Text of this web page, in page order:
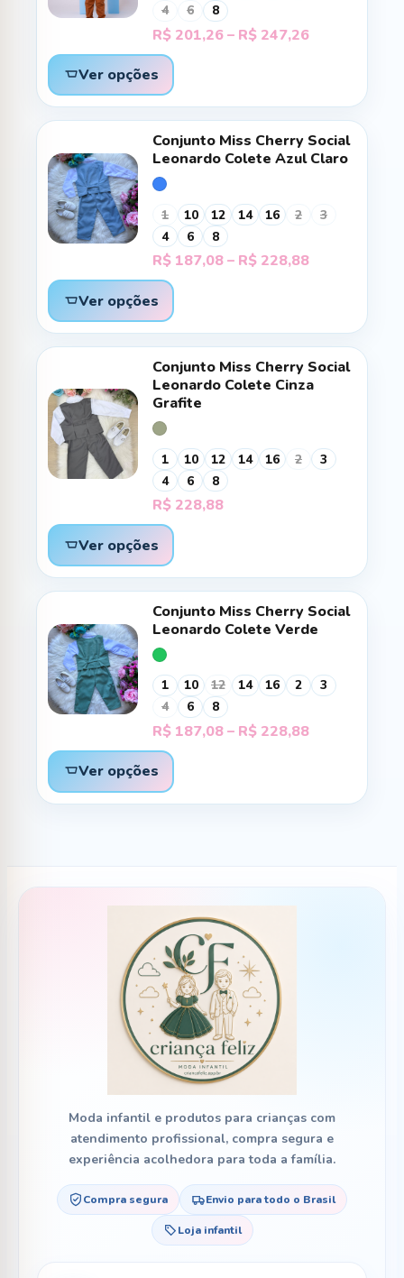
4
6 8
R$ 201,26– R$ 247,26Faixa
R$ 201,26
através
R$ 247,26
Ver opções
Conjunto Miss Cherry Social
Leonardo Colete Azul Claro
1 10 12 14 16 2
3
4
6 8
R$ 187,08– R$ 228,88Faixa
R$ 187,08
através
R$ 228,88
Ver opções
Conjunto Miss Cherry Social
Leonardo Colete Cinza
Grafite
1 10 12 14 16 2
3
4
6 8
R$ 228,88
Ver opções
Conjunto Miss Cherry Social
Leonardo Colete Verde
1 10 12 14 16 2
3
4
6 8
R$ 187,08– R$ 228,88Faixa
R$ 187,08
através
Ver opções
Moda infantil e produtos para crianças com
atendimento profissional, compra segura e
experiência acolhedora para toda a família.
Compra segura Envio para todo o Brasil
Loja infantil